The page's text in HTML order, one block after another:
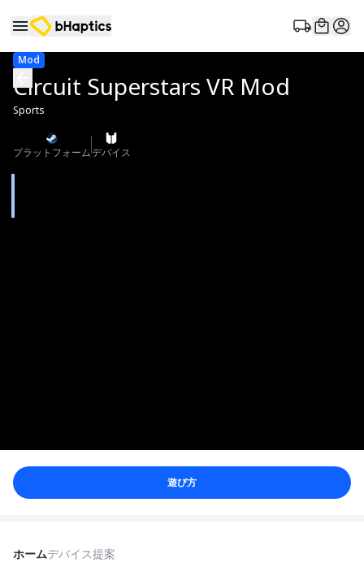
Mod
Circuit Superstars VR Mod
Sports
プラットフォームデバイス
遊び方
ホームデバイス提案